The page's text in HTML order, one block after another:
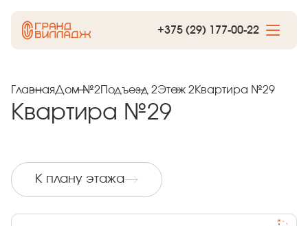
+375 (29) 177-00-22
ГлавнаяДом №2 Подъезд 2Этаж 2Квартира №29
Квартира №29
К плану этажа